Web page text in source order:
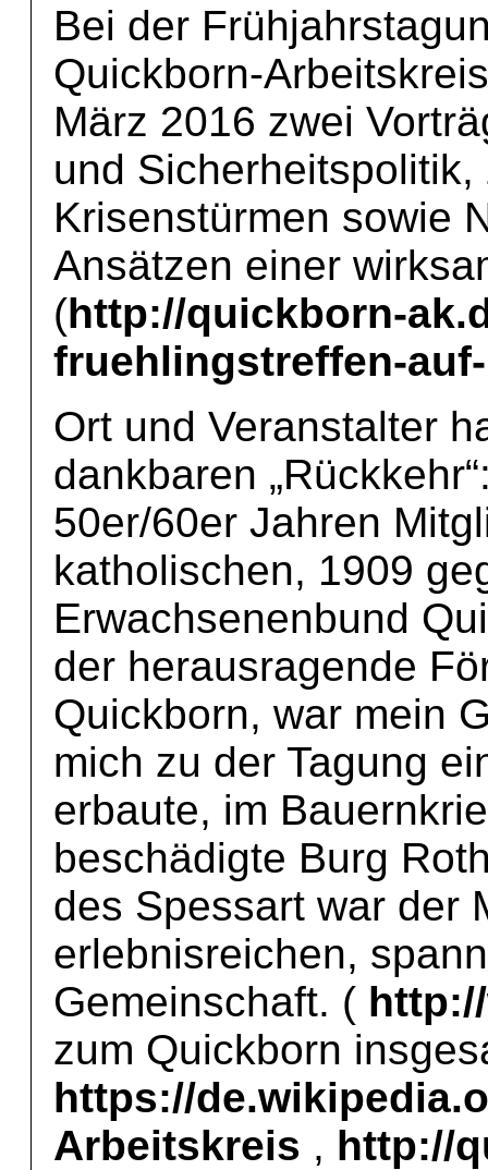
Bei der
Quickborn-
März 2016 zwei
und
Krisenstürmen sowie
Ansätzen einer
(http://quickborn-
fruehlingstreffen-
Ort und Veranstalter
dankbaren
50er/60er Jahren
katholischen, 1909
Erwachsenenbund
der herausragende
Quickborn, war mein
mich zu der Tagung
erbaute, im
beschädigte Burg
des Spessart war der
erlebnisreichen,
Gemeinschaft. (
zum Quickborn
https://
Arbeitskreis , http://